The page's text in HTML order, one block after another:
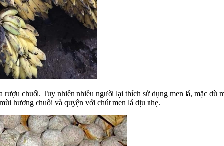
chuối. Tuy nhiên nhiều người lại thích sử dụng men lá, mặc dù
hương chuối và quyện với chút men lá dịu nhẹ.